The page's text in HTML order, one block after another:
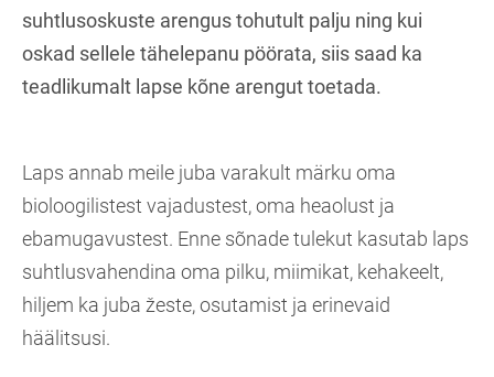
suhtlusoskuste arengus tohutult palju ning kui
oskad sellele tähelepanu pöörata, siis saad ka
teadlikumalt lapse kõne arengut toetada.
Laps annab meile juba varakult märku oma
bioloogilistest vajadustest, oma heaolust ja
ebamugavustest. Enne sõnade tulekut kasutab laps
suhtlusvahendina oma pilku, miimikat, kehakeelt,
hiljem ka juba žeste, osutamist ja erinevaid
häälitsusi.